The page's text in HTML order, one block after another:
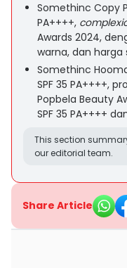
Somethinc Copy
PA++++,
Awards 2024,
warna, dan harga
Somethinc
SPF 35 PA++++,
Popbela Beauty
SPF 35 PA++++
This section
our editorial team.
Share Article